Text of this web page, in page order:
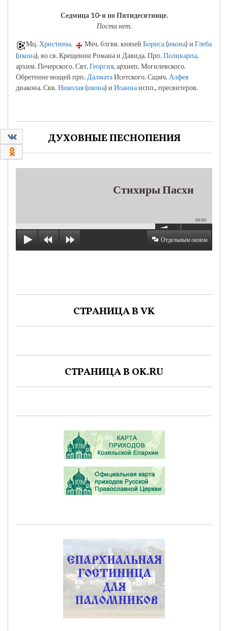
0
Седмица 10-я по Пятидесятнице.
Поста нет.
Мц. Христины. Мчч. блгвв. князей Бориса(икона) и Глеба
(икона), во св. Крещении Романа и Давида. Прп.Поликарпа,
архим. Печерского. Свт.Георгия, архиеп. Могилевского.
Обретение мощей прп. ДалматаИсетского. Сщмч. Алфея
диакона. Свв.Николая(икона) и Иоаннаиспп., пресвитеров.
ДУХОВНЫЕ ПЕСНОПЕНИЯ
Стихиры Пасхи
00:00
Отдельным окном
СТРАНИЦА В VK
СТРАНИЦА В OK.RU